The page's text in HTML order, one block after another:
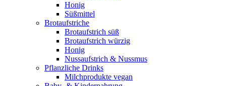
Honig
Süßmittel
Brotaufstriche
Brotaufstrich süß
Brotaufstrich würzig
Honig
Nussaufstrich & Nussmus
Pflanzliche Drinks
Milchprodukte vegan